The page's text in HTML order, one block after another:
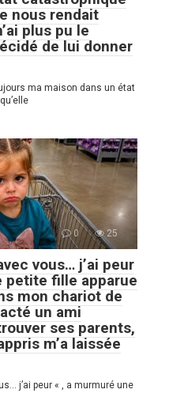
nous rendait
plus pu le
de lui donner
ma maison dans un état
0 25
vous… j’ai peur
petite fille apparue
mon chariot de
un ami
ses parents,
m’a laissée
j’ai peur « , a murmuré une